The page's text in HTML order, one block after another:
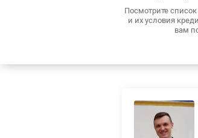
Посмотрите
и их условия
вам